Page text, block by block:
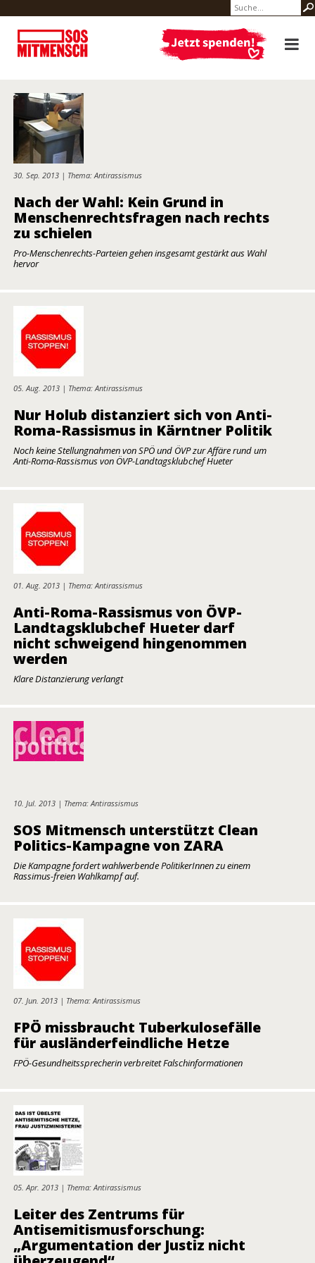
30. Sep. 2013 | Thema: Antirassismus
Nach der Wahl: Kein Grund in
Menschenrechtsfragen nach rechts
zu schielen
Pro-Menschenrechts-Parteien gehen insgesamt gestärkt aus Wahl
hervor
05. Aug. 2013 | Thema: Antirassismus
Nur Holub distanziert sich von Anti-
Roma-Rassismus in Kärntner Politik
Noch keine Stellungnahmen von SPÖ und ÖVP zur Affäre rund um
Anti-Roma-Rassismus von ÖVP-Landtagsklubchef Hueter
01. Aug. 2013 | Thema: Antirassismus
Anti-Roma-Rassismus von ÖVP-
Landtagsklubchef Hueter darf
nicht schweigend hingenommen
werden
Klare Distanzierung verlangt
10. Jul. 2013 | Thema: Antirassismus
SOS Mitmensch unterstützt Clean
Politics-Kampagne von ZARA
Die Kampagne fordert wahlwerbende PolitikerInnen zu einem
Rassimus-freien Wahlkampf auf.
07. Jun. 2013 | Thema: Antirassismus
FPÖ missbraucht Tuberkulosefälle
für ausländerfeindliche Hetze
FPÖ-Gesundheitssprecherin verbreitet Falschinformationen
05. Apr. 2013 | Thema: Antirassismus
Leiter des Zentrums für
Antisemitismusforschung:
„Argumentation der Justiz nicht